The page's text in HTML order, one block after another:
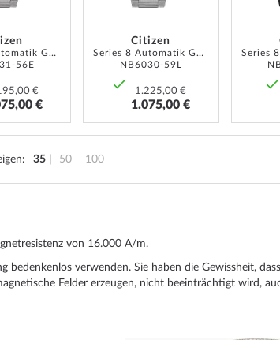
Series 8 Automatik GMT 41mm
56E
€
€
Citizen
Series 8 Automatik GMT 41mm
NB6030-59L
1.225,00 €
1.075,00 €
35 50 100
von 16.000 A/m.
verwenden. Sie haben die Gewissheit,
Felder erzeugen, nicht beeinträchtigt wird,